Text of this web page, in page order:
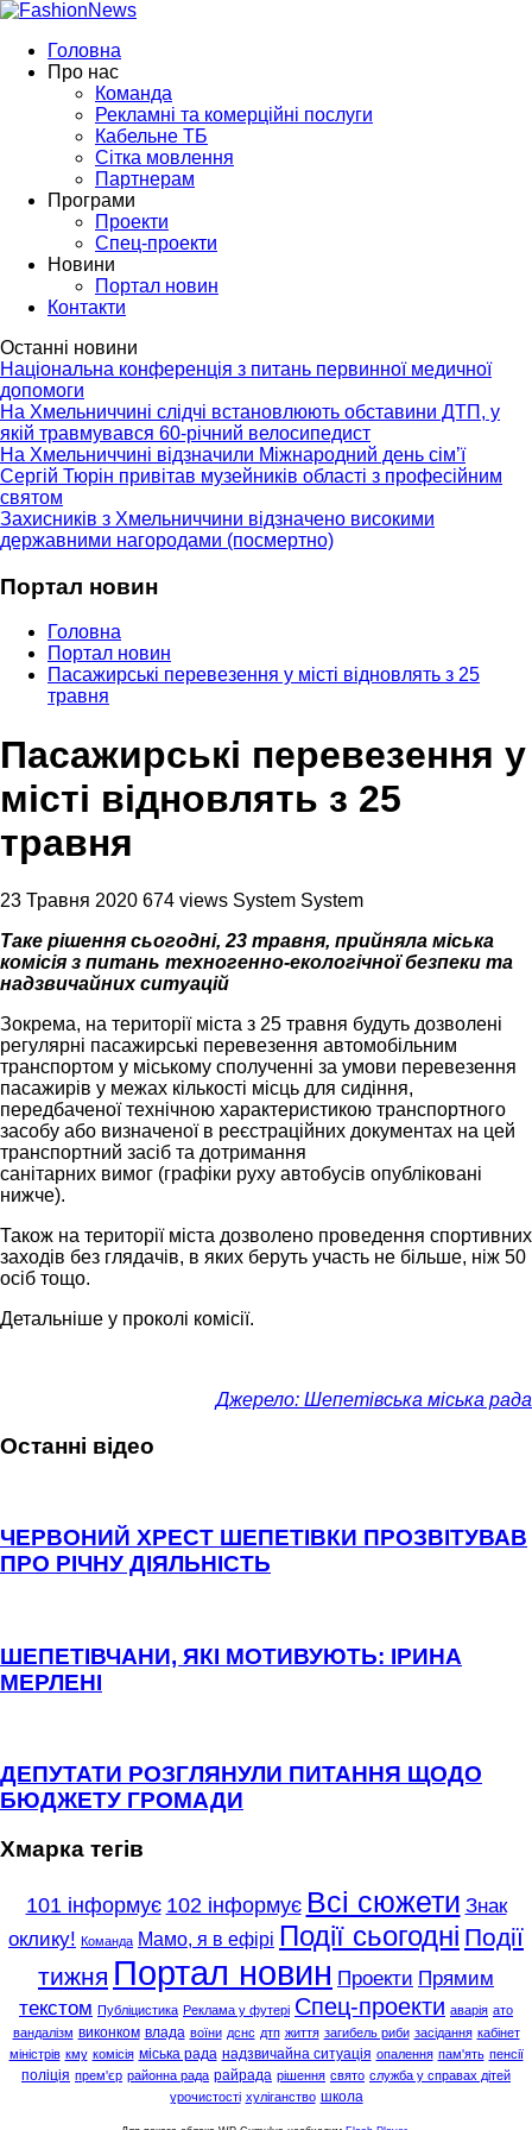
Головна
Про нас
Команда
Рекламні та комерційні послуги
Кабельне ТБ
Сітка мовлення
Партнерам
Програми
Проекти
Спец-проекти
Новини
Портал новин
Контакти
Останні новини
Національна конференція з питань первинної медичної
допомоги
На Хмельниччині слідчі встановлюють обставини ДТП, у
якій травмувався 60-річний велосипедист
На Хмельниччині відзначили Міжнародний день сім’ї
Сергій Тюрін привітав музейників області з професійним
святом
Захисників з Хмельниччини відзначено високими
державними нагородами (посмертно)
Портал новин
Головна
Портал новин
Пасажирські перевезення у місті відновлять з 25
травня
Пасажирські перевезення у
місті відновлять з 25
травня
23 Травня 2020 674 views System System
Таке рішення сьогодні, 23 травня, прийняла міська
комісія з питань техногенно-екологічної безпеки та
надзвичайних ситуацій
Зокрема, на території міста з 25 травня будуть дозволені
регулярні пасажирські перевезення автомобільним
транспортом у міському сполученні за умови перевезення
пасажирів у межах кількості місць для сидіння,
передбаченої технічною характеристикою транспортного
засобу або визначеної в реєстраційних документах на цей
транспортний засіб та дотримання
санітарних вимог (графіки руху автобусів опубліковані
нижче).
Також на території міста дозволено проведення спортивних
заходів без глядачів, в яких беруть участь не більше, ніж 50
осіб тощо.
Детальніше у проколі комісії.
Джерело: Шепетівська міська рада
Останні відео
ЧЕРВОНИЙ ХРЕСТ ШЕПЕТІВКИ ПРОЗВІТУВАВ
ПРО РІЧНУ ДІЯЛЬНІСТЬ
ШЕПЕТІВЧАНИ, ЯКІ МОТИВУЮТЬ: ІРИНА
МЕРЛЕНІ
ДЕПУТАТИ РОЗГЛЯНУЛИ ПИТАННЯ ЩОДО
БЮДЖЕТУ ГРОМАДИ
Хмарка тегів
101 інформує 102 інформує Всі сюжети Знак
оклику! Команда Мамо, я в ефірі Події сьогодні Події
тижня Портал новин Проекти Прямим
текстом Публіцистика Реклама у футері Спец-проекти аварія ато
вандалізм виконком влада воїни дснс дтп життя загибель риби засідання кабінет
міністрів кму комісія міська рада надзвичайна ситуація опалення пам'ять пенсії
поліція прем'єр районна рада райрада рішення свято служба у справах дітей
урочистості хуліганство школа